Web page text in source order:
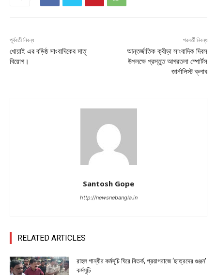
পূর্ববর্তী নিবন্ধ
খোয়াই এর বড়িষ্ঠ সাংবাদিকের মাতৃ
বিয়োগ।
পরবর্তী নিবন্ধ
আন্তর্জাতিক ক্রীড়া সাংবাদিক দিবস
উপলক্ষে প্রস্তুত আগরতলা স্পোর্টস
জার্নালিস্ট ক্লাব
Santosh Gope
http://newsnebangla.in
RELATED ARTICLES
রাহুল গান্ধীর কর্মসূচি ঘিরে বিতর্ক, প্রয়াগরাজে ‘ছাত্রদের গুঞ্জন’
কর্মসূচি